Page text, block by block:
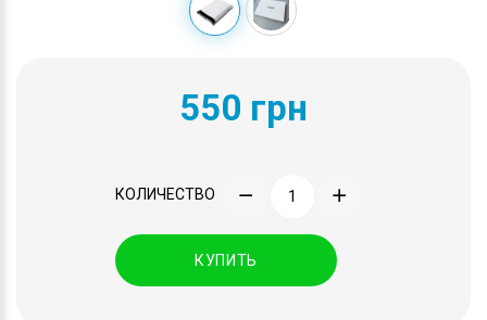
550 грн
КОЛИЧЕСТВО
КУПИТЬ